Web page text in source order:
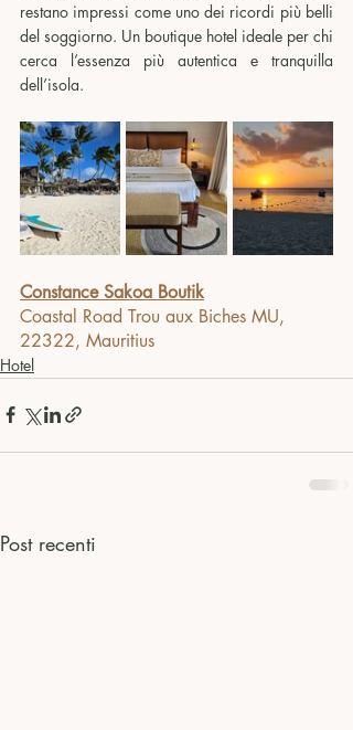
restano impressi come uno dei ricordi più belli
del soggiorno. Un boutique hotel ideale per chi
cerca l’essenza più autentica e tranquilla
dell’isola.
Constance Sakoa Boutik
Coastal Road Trou aux Biches MU,
22322, Mauritius
Hotel
Post recenti